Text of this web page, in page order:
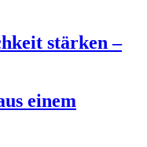
stärken –
einem